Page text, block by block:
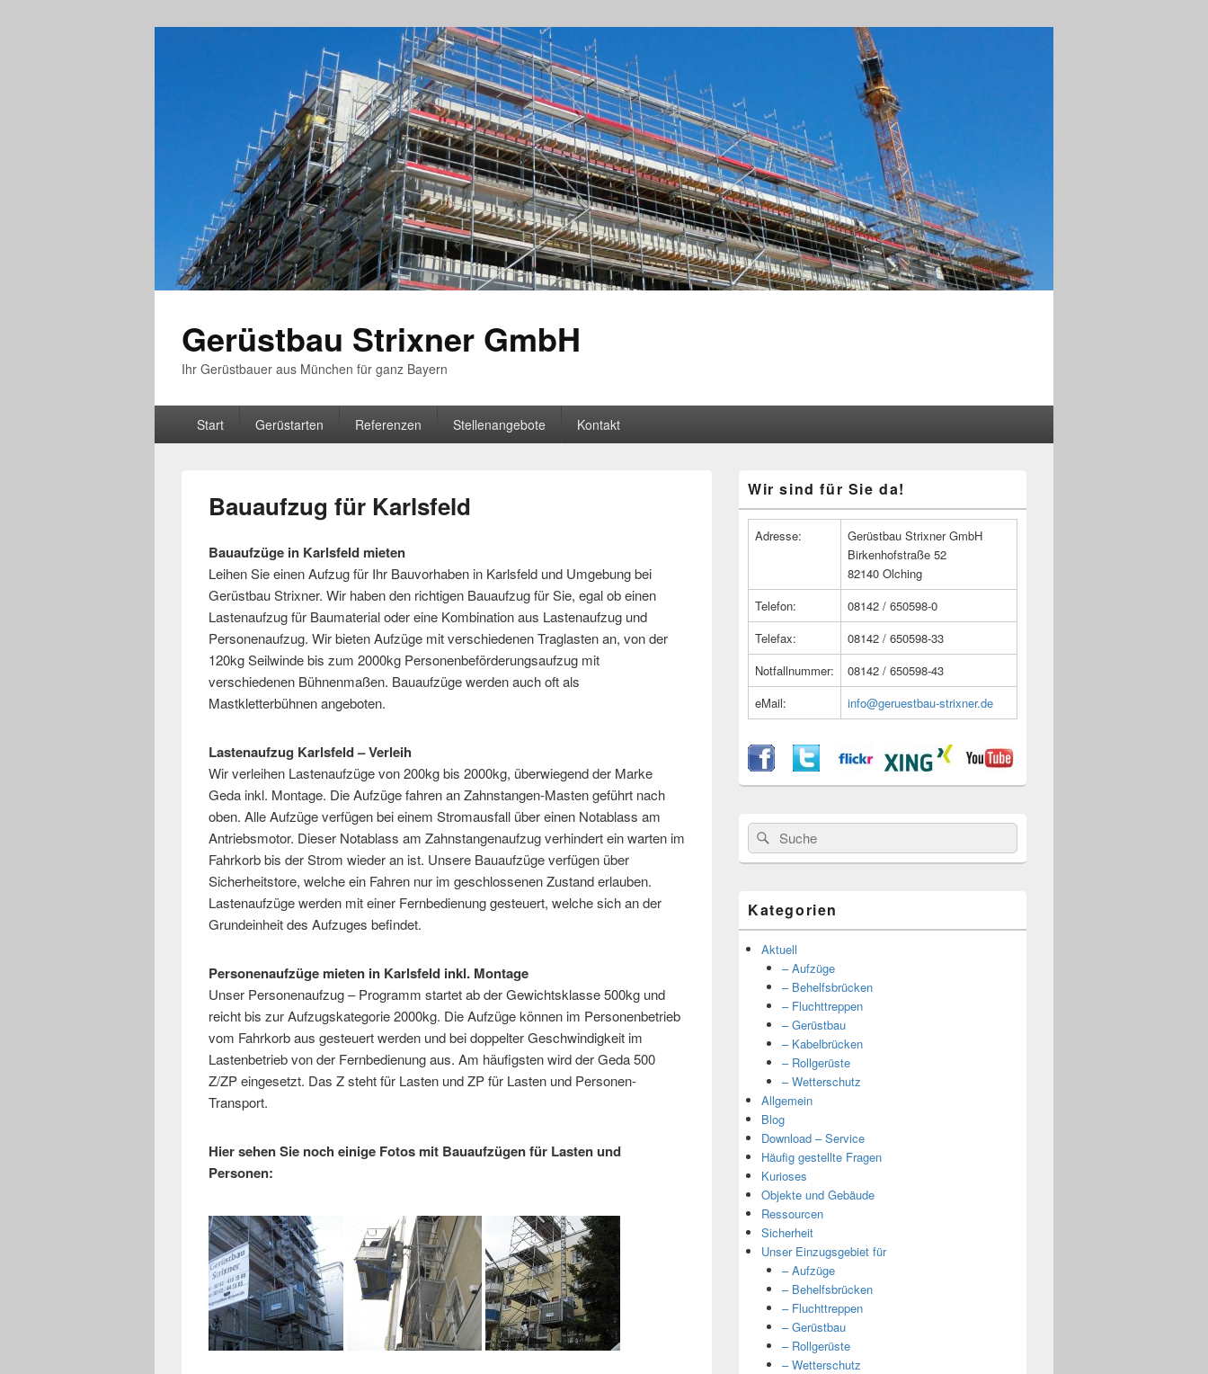
Gerüstbau Strixner GmbH
Ihr Gerüstbauer aus München für ganz Bayern
Start Gerüstarten Referenzen Stellenangebote Kontakt
Bauaufzug für Karlsfeld
Bauaufzüge in Karlsfeld mieten
Leihen Sie einen Aufzug für Ihr Bauvorhaben in Karlsfeld und Umgebung bei
Gerüstbau Strixner. Wir haben den richtigen Bauaufzug für Sie, egal ob einen
Lastenaufzug für Baumaterial oder eine Kombination aus Lastenaufzug und
Personenaufzug. Wir bieten Aufzüge mit verschiedenen Traglasten an, von der
120kg Seilwinde bis zum 2000kg Personenbeförderungsaufzug mit
verschiedenen Bühnenmaßen. Bauaufzüge werden auch oft als
Mastkletterbühnen angeboten.
Lastenaufzug Karlsfeld – Verleih
Wir verleihen Lastenaufzüge von 200kg bis 2000kg, überwiegend der Marke
Geda inkl. Montage. Die Aufzüge fahren an Zahnstangen-Masten geführt nach
oben. Alle Aufzüge verfügen bei einem Stromausfall über einen Notablass am
Antriebsmotor. Dieser Notablass am Zahnstangenaufzug verhindert ein warten im
Fahrkorb bis der Strom wieder an ist. Unsere Bauaufzüge verfügen über
Sicherheitstore, welche ein Fahren nur im geschlossenen Zustand erlauben.
Lastenaufzüge werden mit einer Fernbedienung gesteuert, welche sich an der
Grundeinheit des Aufzuges befindet.
Personenaufzüge mieten in Karlsfeld inkl. Montage
Unser Personenaufzug – Programm startet ab der Gewichtsklasse 500kg und
reicht bis zur Aufzugskategorie 2000kg. Die Aufzüge können im Personenbetrieb
vom Fahrkorb aus gesteuert werden und bei doppelter Geschwindigkeit im
Lastenbetrieb von der Fernbedienung aus. Am häufigsten wird der Geda 500
Z/ZP eingesetzt. Das Z steht für Lasten und ZP für Lasten und Personen-
Transport.
Hier sehen Sie noch einige Fotos mit Bauaufzügen für Lasten und
Personen:
Seitenleisten
Widget-
Wir sind für Sie da!
Adresse:
Gerüstbau Strixner GmbH
Birkenhofstraße 52
82140 Olching
Telefon:
08142 / 650598-0
Telefax:
08142 / 650598-33
Notfallnummer:
08142 / 650598-43
eMail:
info@geruestbau-strixner.de
Suche
nach:
Kategorien
Aktuell
– Aufzüge
– Behelfsbrücken
– Fluchttreppen
– Gerüstbau
– Kabelbrücken
– Rollgerüste
– Wetterschutz
Allgemein
Blog
Download – Service
Häufig gestellte Fragen
Kurioses
Objekte und Gebäude
Ressourcen
Sicherheit
Unser Einzugsgebiet für
– Aufzüge
– Behelfsbrücken
– Fluchttreppen
– Gerüstbau
– Rollgerüste
– Wetterschutz